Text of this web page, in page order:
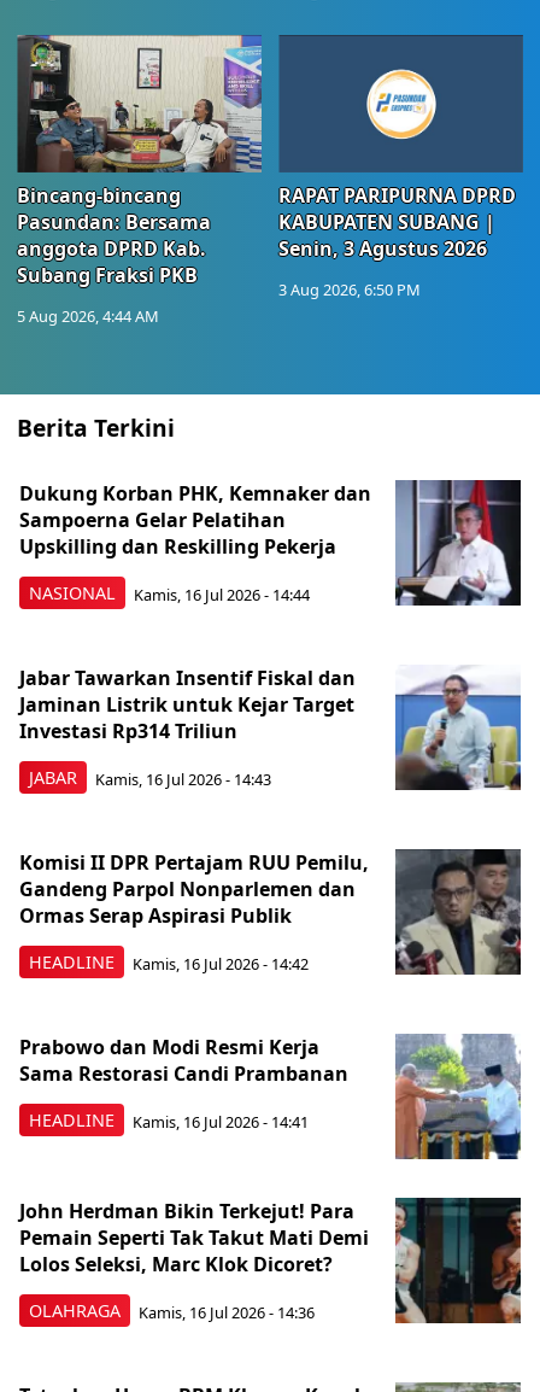
Bincang-bincang
Pasundan: Bersama
anggota DPRD Kab.
Subang Fraksi PKB
5 Aug 2026, 4:44 AM
RAPAT PARIPURNA DPRD
KABUPATEN SUBANG |
Senin, 3 Agustus 2026
3 Aug 2026, 6:50 PM
Berita Terkini
NASIONAL
Dukung Korban PHK, Kemnaker dan
Sampoerna Gelar Pelatihan
Upskilling dan Reskilling Pekerja
Kamis, 16 Jul 2026 - 14:44
JABAR
Jabar Tawarkan Insentif Fiskal dan
Jaminan Listrik untuk Kejar Target
Investasi Rp314 Triliun
Kamis, 16 Jul 2026 - 14:43
HEADLINE
Komisi II DPR Pertajam RUU Pemilu,
Gandeng Parpol Nonparlemen dan
Ormas Serap Aspirasi Publik
Kamis, 16 Jul 2026 - 14:42
HEADLINE
Prabowo dan Modi Resmi Kerja
Sama Restorasi Candi Prambanan
Kamis, 16 Jul 2026 - 14:41
OLAHRAGA
John Herdman Bikin Terkejut! Para
Pemain Seperti Tak Takut Mati Demi
Lolos Seleksi, Marc Klok Dicoret?
Kamis, 16 Jul 2026 - 14:36